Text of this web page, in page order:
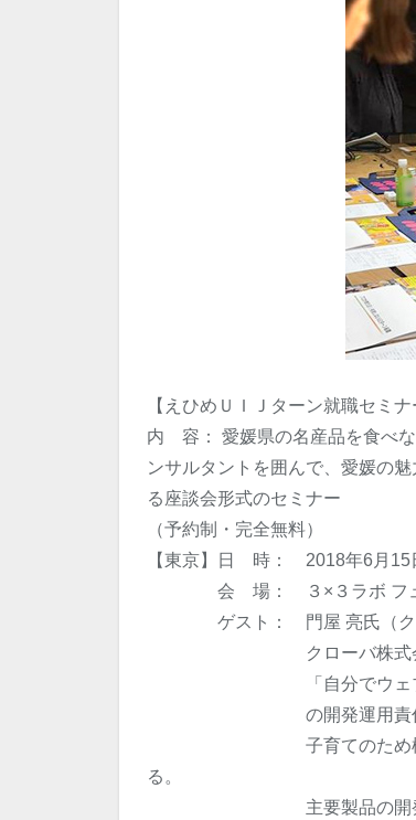
【えひめＵＩＪターン就職セミナ
内 容： 愛媛県の名産品を食べ
ンサルタントを囲んで、愛媛の
る座談会形式のセミナー
（予約制・完全無料）
【東京】日 時： 2018年6月
会 場： ３×３ラボ フュー
ゲスト： 門屋 亮氏（クロ
クローバ株式会社代
「自分でウェブろう！
の開発運用責任者。愛媛
子育てのため松山にＵタ
る。
主要製品の開発責任者を